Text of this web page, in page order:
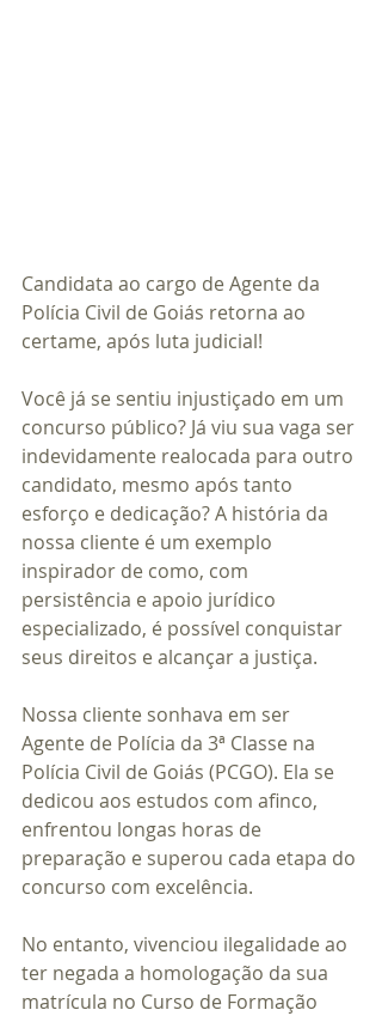
Candidata ao cargo de Agente da
Polícia Civil de Goiás retorna ao
certame, após luta judicial!
Você já se sentiu injustiçado em um
concurso público? Já viu sua vaga ser
indevidamente realocada para outro
candidato, mesmo após tanto
esforço e dedicação? A história da
nossa cliente é um exemplo
inspirador de como, com
persistência e apoio jurídico
especializado, é possível conquistar
seus direitos e alcançar a justiça.
Nossa cliente sonhava em ser
Agente de Polícia da 3ª Classe na
Polícia Civil de Goiás (PCGO). Ela se
dedicou aos estudos com afinco,
enfrentou longas horas de
preparação e superou cada etapa do
concurso com excelência.
No entanto, vivenciou ilegalidade ao
ter negada a homologação da sua
matrícula no Curso de Formação